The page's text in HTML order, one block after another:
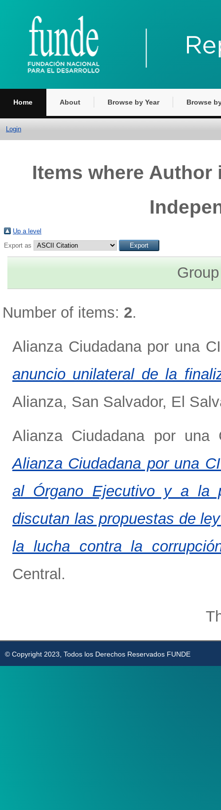
Home About Browse by Year Browse
Login
Items where Author
Up a level
Export as
Number of items: 2.
Alianza Ciudadana por una
anuncio unilateral de la
Alianza, San Salvador, El
Alianza Ciudadana por una
Alianza Ciudadana por una
al Órgano Ejecutivo y a la
discutan las propuestas de
la lucha contra la
Central.
© Copyright 2023, Todos los Derechos Reservados FUNDE